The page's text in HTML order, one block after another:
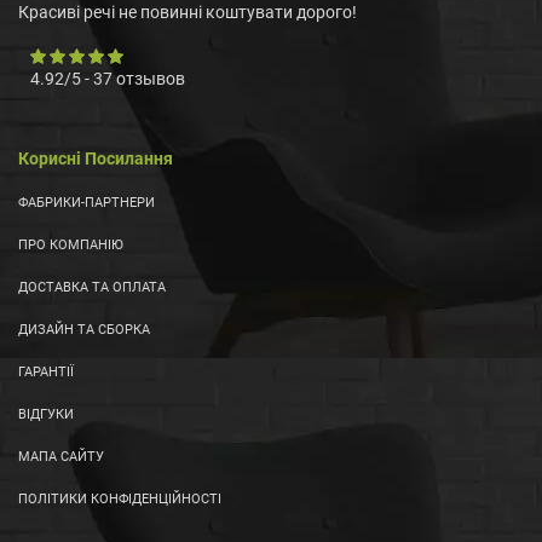
Красиві речі не повинні коштувати дорого!
4.92/5-37отзывов
Корисні Посилання
ФАБРИКИ-ПАРТНЕРИ
ПРО КОМПАНІЮ
ДОСТАВКА ТА ОПЛАТА
ДИЗАЙН ТА СБОРКА
ГАРАНТІЇ
ВІДГУКИ
МАПА САЙТУ
ПОЛІТИКИ КОНФІДЕНЦІЙНОСТІ